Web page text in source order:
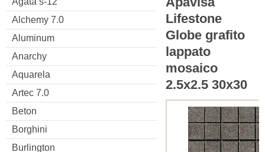
Alchemy 7.0
Aluminum
Anarchy
Aquarela
Artec 7.0
Beton
Borghini
Burlington
Lifestone
Globe grafito
lappato
mosaico
2.5x2.5 30x30